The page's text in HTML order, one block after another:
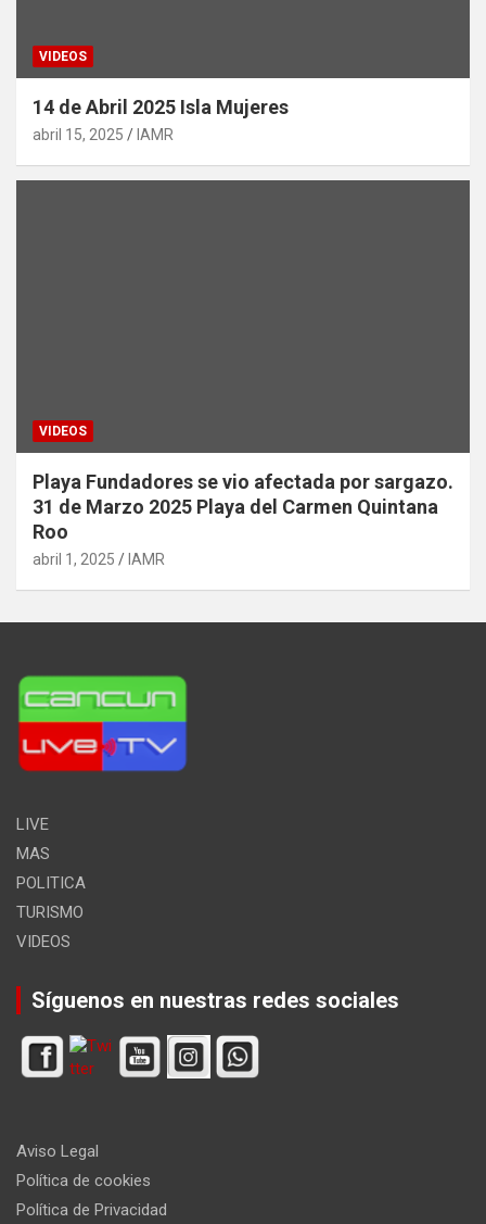
VIDEOS
14 de Abril 2025 Isla Mujeres
abril 15, 2025 IAMR
VIDEOS
Playa Fundadores se vio afectada por sargazo.
31 de Marzo 2025 Playa del Carmen Quintana
Roo
abril 1, 2025 IAMR
LIVE
MAS
POLITICA
TURISMO
VIDEOS
Síguenos en nuestras redes sociales
Aviso Legal
Política de cookies
Política de Privacidad